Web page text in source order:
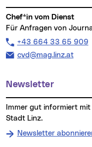
Chef*in vom Dienst
Für Anfragen von
Telefon:
+43 664 33 65 909
E-Mail Adresse:
cvd@mag.linz.at
Newsletter
Stadt Linz.
Newsletter